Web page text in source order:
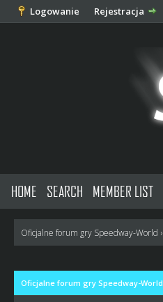
Logowanie Rejestracja
HOME SEARCH MEMBER LIST
Oficjalne forum gry Speedway-World ›
Oficjalne forum gry Speedway-World